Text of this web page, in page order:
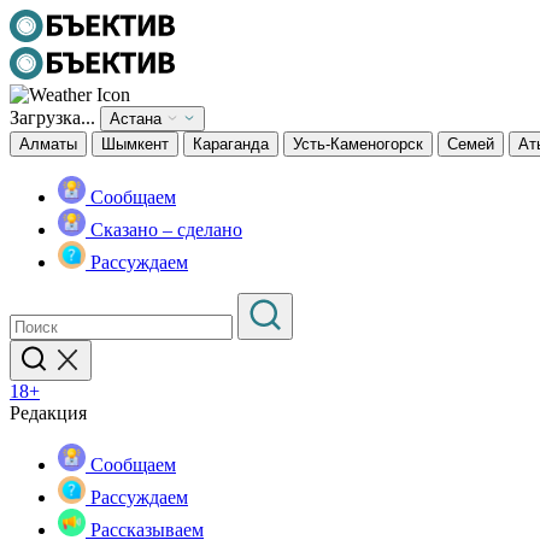
Загрузка...
Астана
Алматы
Шымкент Караганда Усть-Каменогорск Семей
Сообщаем
Сказано – сделано
Рассуждаем
18+
Редакция
Сообщаем
Рассуждаем
Рассказываем